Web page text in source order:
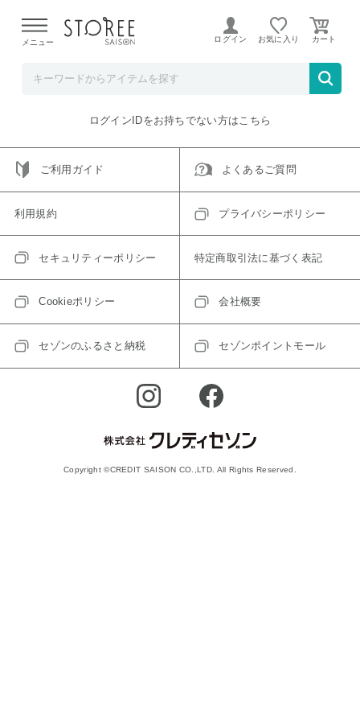
よる配送遅延が発生しております。
メニュー ログイン お気に入り
ご指定のアイテムは取り扱い終了、またはただいま取り扱い
トップへ戻る
ログインIDをお持ちでない方はこちら
ご利用ガイド よくあるご質問
利用規約 プライバシーポリシー
セキュリティーポリシー 特定商取引法に基づく表記
Cookieポリシー 会社概要
セゾンのふるさと納税 セゾンポイントモール
Copyright ©CREDIT SAISON CO.,LTD. All Rights Reserved.